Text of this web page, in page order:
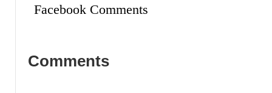
Facebook Comments
Comments